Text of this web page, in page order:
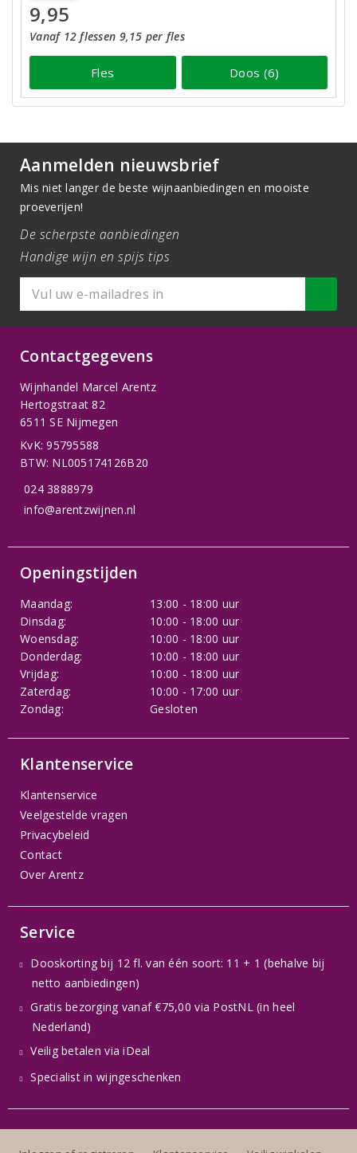
9,95
Vanaf 12 flessen 9,15 per fles
Fles Doos (6)
Aanmelden nieuwsbrief
Mis niet langer de beste wijnaanbiedingen en mooiste
proeverijen!
De scherpste aanbiedingen
Handige wijn en spijs tips
Contactgegevens
Wijnhandel Marcel Arentz
Hertogstraat 82
6511 SE Nijmegen
KvK: 95795588
BTW: NL005174126B20
024 3888979
info@arentzwijnen.nl
Openingstijden
Maandag:
13:00 - 18:00 uur
Dinsdag:
10:00 - 18:00 uur
Woensdag:
10:00 - 18:00 uur
Donderdag:
10:00 - 18:00 uur
Vrijdag:
10:00 - 18:00 uur
Zaterdag:
10:00 - 17:00 uur
Zondag:
Gesloten
Klantenservice
Klantenservice
Veelgestelde vragen
Privacybeleid
Contact
Over Arentz
Service
Dooskorting bij 12 fl. van één soort: 11 + 1 (behalve bij
netto aanbiedingen)
Gratis bezorging vanaf €75,00 via PostNL (in heel
Nederland)
Veilig betalen via iDeal
Specialist in wijngeschenken